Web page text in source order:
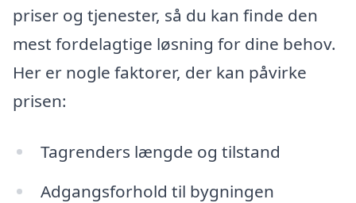
priser og tjenester, så du kan finde den
mest fordelagtige løsning for dine behov.
Her er nogle faktorer, der kan påvirke
prisen:
Tagrenders længde og tilstand
Adgangsforhold til bygningen